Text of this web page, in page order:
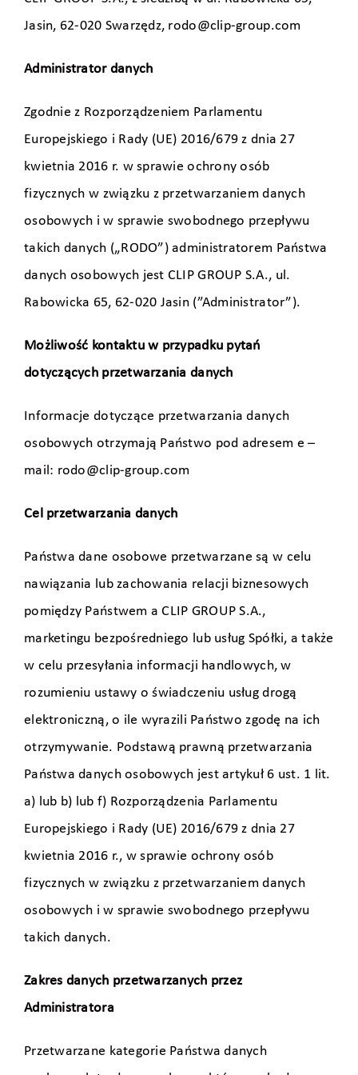
Jasin, 62-020 Swarzędz, rodo@clip-group.com
Administrator danych
Zgodnie z Rozporządzeniem Parlamentu
Europejskiego i Rady (UE) 2016/679 z dnia 27
kwietnia 2016 r. w sprawie ochrony osób
fizycznych w związku z przetwarzaniem danych
osobowych i w sprawie swobodnego przepływu
takich danych („RODO”) administratorem Państwa
danych osobowych jest CLIP GROUP S.A., ul.
Rabowicka 65, 62-020 Jasin (”Administrator”).
Możliwość kontaktu w przypadku pytań
dotyczących przetwarzania danych
Informacje dotyczące przetwarzania danych
osobowych otrzymają Państwo pod adresem e –
mail: rodo@clip-group.com
Cel przetwarzania danych
Państwa dane osobowe przetwarzane są w celu
nawiązania lub zachowania relacji biznesowych
pomiędzy Państwem a CLIP GROUP S.A.,
marketingu bezpośredniego lub usług Spółki, a także
w celu przesyłania informacji handlowych, w
rozumieniu ustawy o świadczeniu usług drogą
elektroniczną, o ile wyrazili Państwo zgodę na ich
otrzymywanie. Podstawą prawną przetwarzania
Państwa danych osobowych jest artykuł 6 ust. 1 lit.
a) lub b) lub f) Rozporządzenia Parlamentu
Europejskiego i Rady (UE) 2016/679 z dnia 27
kwietnia 2016 r., w sprawie ochrony osób
fizycznych w związku z przetwarzaniem danych
osobowych i w sprawie swobodnego przepływu
takich danych.
Zakres danych przetwarzanych przez
Administratora
Przetwarzane kategorie Państwa danych